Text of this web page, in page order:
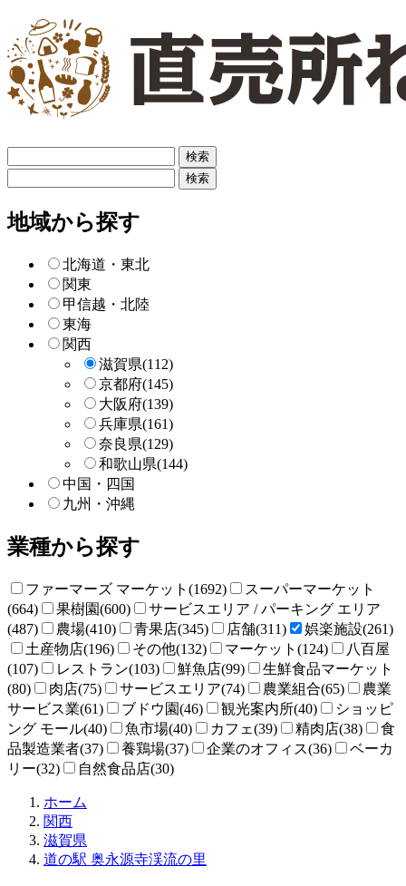
リ
ー
検
索
ー
検
地域から探す
北海道・東北
関東
甲信越・北陸
東海
関西
滋賀県(112)
京都府(145)
大阪府(139)
兵庫県(161)
奈良県(129)
和歌山県(144)
中国・四国
九州・沖縄
業種から探す
ファーマーズ マーケット(1692)
スーパーマーケット
(664)
果樹園(600)
サービスエリア / パーキング エリア
(487)
農場(410) 青果店(345) 店舗(311)
娯楽施設(261)
土産物店(196)
その他(132) マーケット(124)
八百屋
(107)
レストラン(103) 鮮魚店(99)
生鮮食品マーケット
(80)
肉店(75) サービスエリア(74) 農業組合(65)
農業
サービス業(61)
ブドウ園(46) 観光案内所(40)
ショッピ
ング モール(40)
魚市場(40) カフェ(39) 精肉店(38)
食
品製造業者(37)
養鶏場(37) 企業のオフィス(36)
ベーカ
リー(32)
自然食品店(30)
ホーム
ね
関西
滋賀県
道の駅 奥永源寺渓流の里